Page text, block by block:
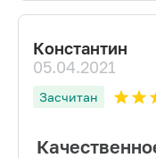
Константин
05.04.2021
Засчитан